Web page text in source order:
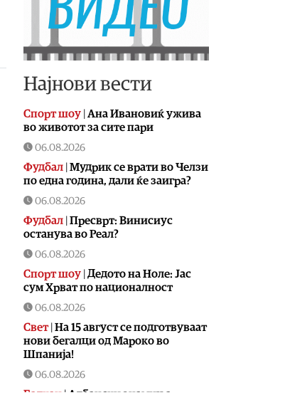
Најнови вести
Спорт шоу | Aна Ивановиќ ужива
во животот за сите пари
06.08.2026
Фудбал | Мудрик се врати во Челзи
по една година, дали ќе заигра?
06.08.2026
Фудбал | Пресврт: Винисиус
останува во Реал?
06.08.2026
Спорт шоу | Дедото на Ноле: Јас
сум Хрват по националност
06.08.2026
Свет| На 15 август се подготвуваат
нови бегалци од Мароко во
Шпанија!
06.08.2026
Балкан | Албански знамиња